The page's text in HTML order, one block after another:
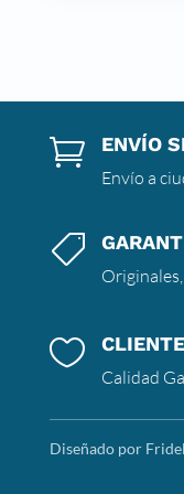
 ENVÍO
Envío a


Calidad
Diseñado por